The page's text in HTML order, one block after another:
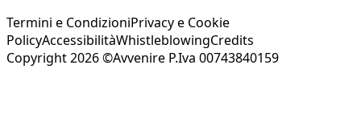
Termini e CondizioniPrivacy e Cookie
PolicyAccessibilitàWhistleblowingCredits
Copyright 2026 ©Avvenire P.Iva 00743840159